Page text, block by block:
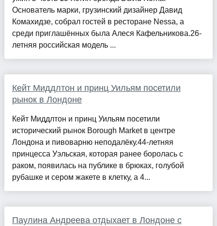
Основатель марки, грузинский дизайнер Давид
Комахидзе, собрал гостей в ресторане Nessa, а
среди приглашённых была Алеся Кафельникова.26-
летняя российская модель ...
Кейт Миддлтон и принц Уильям посетили
рынок в Лондоне
Кейт Миддлтон и принц Уильям посетили
исторический рынок Borough Market в центре
Лондона и пивоварню неподалёку.44-летняя
принцесса Уэльская, которая ранее боролась с
раком, появилась на публике в брюках, голубой
рубашке и сером жакете в клетку, а 4...
Паулина Андреева отдыхает в Лондоне с